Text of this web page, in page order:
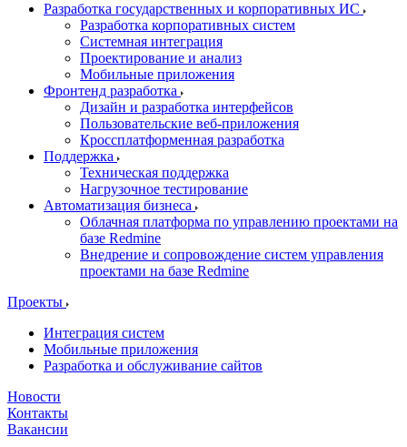
Разработка государственных и корпоративных ИС
Разработка корпоративных систем
Системная интеграция
Проектирование и анализ
Мобильные приложения
Фронтенд разработка
Дизайн и разработка интерфейсов
Пользовательские веб-приложения
Кроссплатформенная разработка
Поддержка
Техническая поддержка
Нагрузочное тестирование
Автоматизация бизнеса
Облачная платформа по управлению проектами на
базе Redmine
Внедрение и сопровождение систем управления
проектами на базе Redmine
Проекты
Интеграция систем
Мобильные приложения
Разработка и обслуживание сайтов
Новости
Контакты
Вакансии